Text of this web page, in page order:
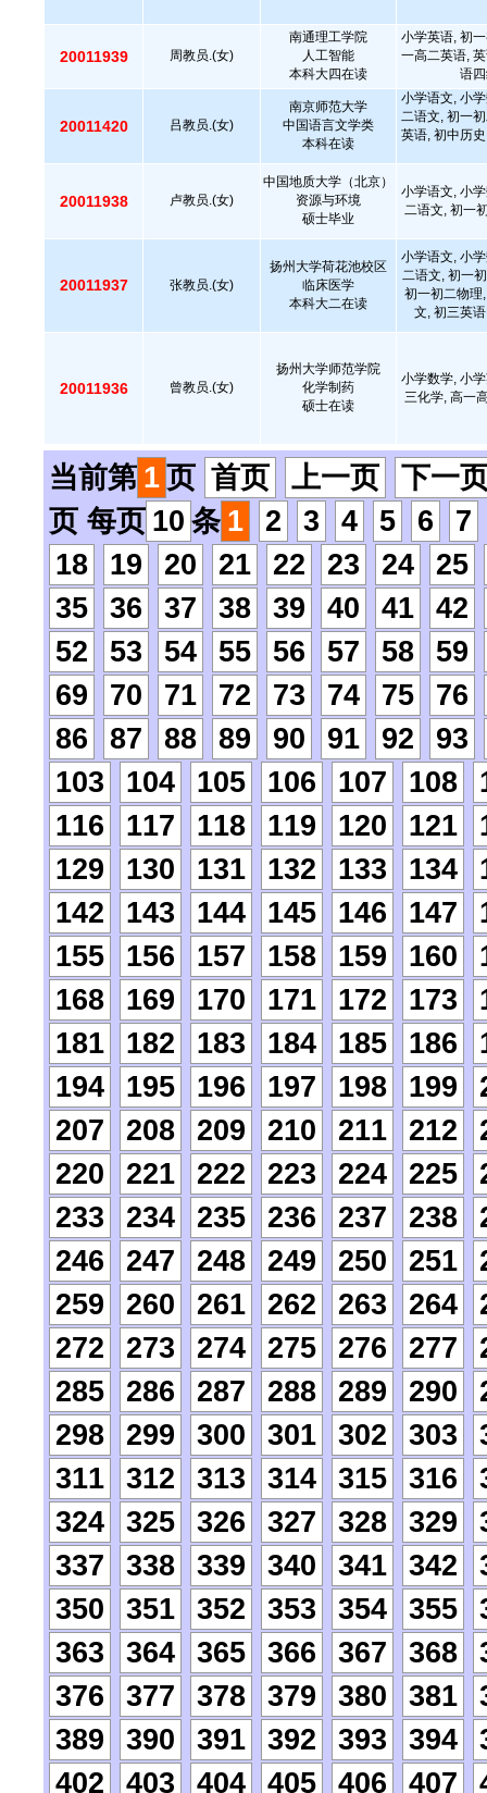
20011939 周教员.(女)
南通理工学院
人工智能
本科大四在读
小学英语, 初
一高二英语,
语
20011420 吕教员.(女)
南京师范大学
中国语言文学类
本科在读
小学语文, 小
二语文, 初一
英语, 初中历
20011938 卢教员.(女)
中国地质大学（北京）
资源与环境
硕士毕业
小学语文, 小
二语文, 初一
20011937 张教员.(女)
扬州大学荷花池校区
临床医学
本科大二在读
小学语文, 小
二语文, 初一
初一初二物理
文, 初三英
20011936 曾教员.(女)
扬州大学师范学院
化学制药
硕士在读
小学数学, 小
三化学, 高一
当前第 1 页 首页 上一页
下一
页 每页 10 条 1 2 3 4 5 6
7
18
19 20 21 22 23 24
25
35
36 37 38 39 40 41
42
52
53 54 55 56 57 58
59
69
70 71 72 73 74 75
76
86
87 88 89 90 91 92
93
103
104 105 106 107 108
116
117 118 119 120 121
129
130 131 132 133 134
142
143 144 145 146 147
155
156 157 158 159 160
168
169 170 171 172 173
181
182 183 184 185 186
194
195 196 197 198 199
207
208 209 210 211 212
220
221 222 223 224 225
233
234 235 236 237 238
246
247 248 249 250 251
259
260 261 262 263 264
272
273 274 275 276 277
285
286 287 288 289 290
298
299 300 301 302 303
311
312 313 314 315 316
324
325 326 327 328 329
337
338 339 340 341 342
350
351 352 353 354 355
363
364 365 366 367 368
376
377 378 379 380 381
389
390 391 392 393 394
402
403 404 405 406 407